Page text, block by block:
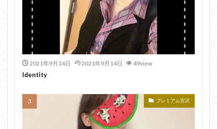
2021年9月14日 2021年9月14日 49view
Identity
プレミアム宮沢